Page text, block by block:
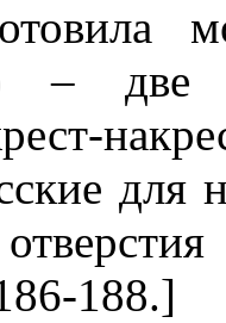
– две
188.]